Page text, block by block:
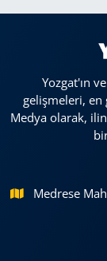
Yozgat'ın
gelişmeleri, en
Medya olarak,
Medrese